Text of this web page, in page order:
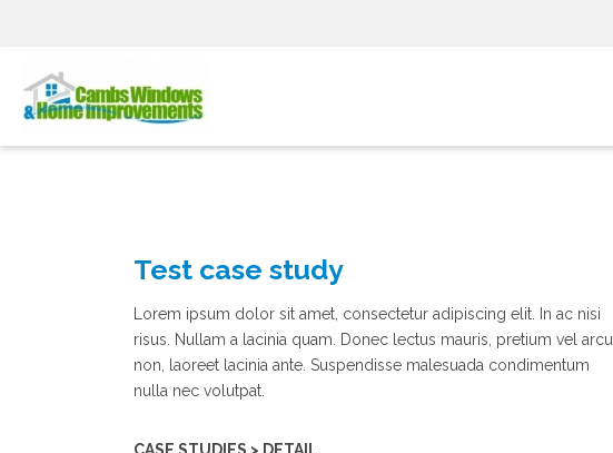
Test case study
Lorem ipsum dolor sit amet, consectetur adipiscing elit. In ac nisi
risus. Nullam a lacinia quam. Donec lectus mauris, pretium vel arcu
non, laoreet lacinia ante. Suspendisse malesuada condimentum
nulla nec volutpat.